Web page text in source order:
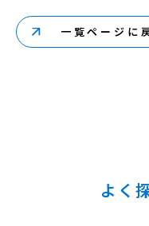
一覧ページに
よく